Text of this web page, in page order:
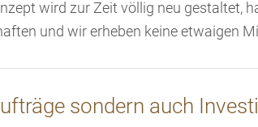
wird zur Zeit völlig neu gestaltet,
und wir erheben keine etwaigen
sondern auch